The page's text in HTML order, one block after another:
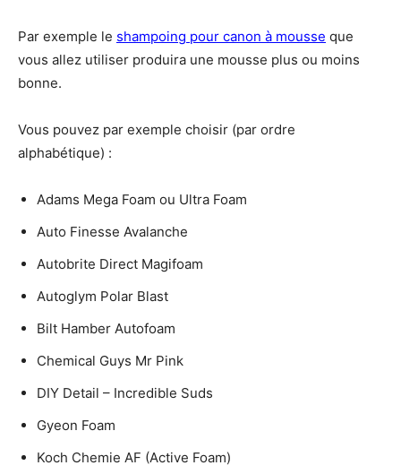
Par exemple le shampoing pour canon à mousse que
vous allez utiliser produira une mousse plus ou moins
bonne.
Vous pouvez par exemple choisir (par ordre
alphabétique) :
Adams Mega Foam ou Ultra Foam
Auto Finesse Avalanche
Autobrite Direct Magifoam
Autoglym Polar Blast
Bilt Hamber Autofoam
Chemical Guys Mr Pink
DIY Detail – Incredible Suds
Gyeon Foam
Koch Chemie AF (Active Foam)